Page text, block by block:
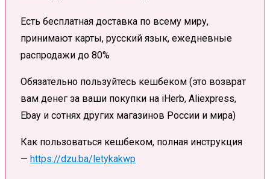
Есть бесплатная доставка по всему миру,
принимают карты, русский язык, ежедневные
распродажи до 80%
Обязательно пользуйтесь кешбеком (это возврат
вам денег за ваши покупки на iHerb, Aliexpress,
Ebay и сотнях других магазинов России и мира)
Как пользоваться кешбеком, полная инструкция
— https://dzu.ba/letykakwp